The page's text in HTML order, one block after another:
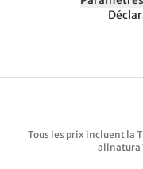
Tous les prix incluent la
allnatura